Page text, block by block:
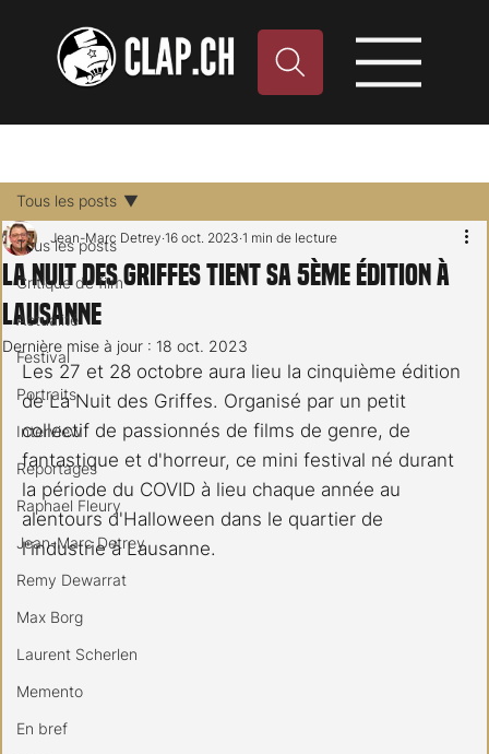
Tous les posts
Critique de film
Actualité
Festival
Portraits
Interview
Reportages
Raphael Fleury
Jean-Marc Detrey
Remy Dewarrat
Max Borg
Laurent Scherlen
Memento
En bref
Tous les posts
La Nuit des Griffes tient sa 5ème édition à
Lausanne
Jean-Marc Detrey 16 oct. 2023 1 min de lecture
Dernière mise à jour : 18 oct. 2023
Les 27 et 28 octobre aura lieu la cinquième édition
de La Nuit des Griffes. Organisé par un petit
collectif de passionnés de films de genre, de
fantastique et d'horreur, ce mini festival né durant
la période du COVID à lieu chaque année au
alentours d'Halloween dans le quartier de
l'industrie à Lausanne.